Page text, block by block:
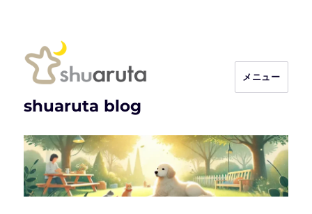
shuaruta blog
メニュー